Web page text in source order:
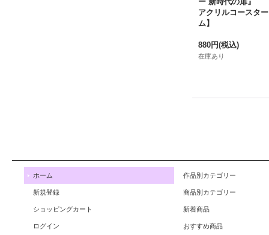
アクリルコースタ
ム】
880円(税込)
在庫あり
ホーム
新規登録
ショッピングカート
ログイン
作品別カテゴリー
商品別カテゴリー
新着商品
おすすめ商品